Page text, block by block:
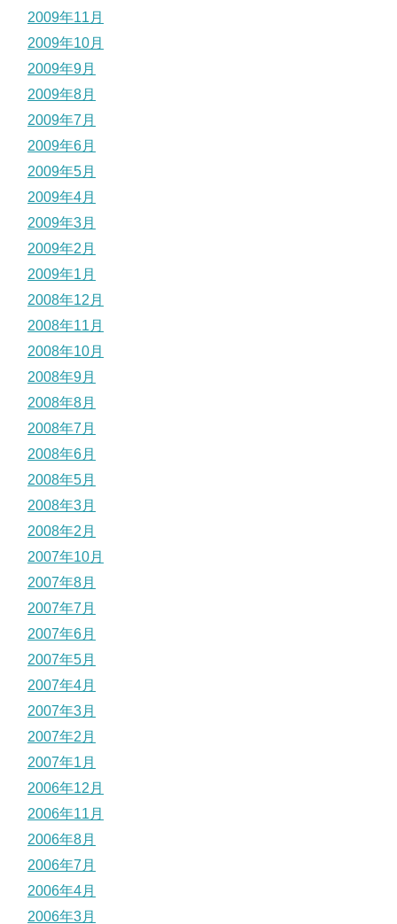
2009年11月
2009年10月
2009年9月
2009年8月
2009年7月
2009年6月
2009年5月
2009年4月
2009年3月
2009年2月
2009年1月
2008年12月
2008年11月
2008年10月
2008年9月
2008年8月
2008年7月
2008年6月
2008年5月
2008年3月
2008年2月
2007年10月
2007年8月
2007年7月
2007年6月
2007年5月
2007年4月
2007年3月
2007年2月
2007年1月
2006年12月
2006年11月
2006年8月
2006年7月
2006年4月
2006年3月